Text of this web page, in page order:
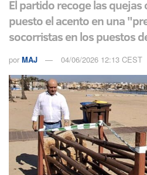
El partido recoge las quejas
puesto el acento en una
socorristas en los puestos
por MAJ 04/06/2026 12:13 CEST